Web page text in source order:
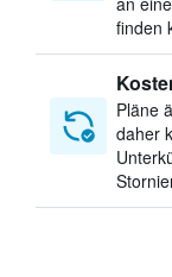
finden
Pläne
daher